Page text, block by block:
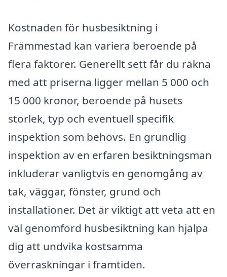
Kostnaden för husbesiktning i
Främmestad kan variera beroende på
flera faktorer. Generellt sett får du räkna
med att priserna ligger mellan 5 000 och
15 000 kronor, beroende på husets
storlek, typ och eventuell specifik
inspektion som behövs. En grundlig
inspektion av en erfaren besiktningsman
inkluderar vanligtvis en genomgång av
tak, väggar, fönster, grund och
installationer. Det är viktigt att veta att en
väl genomförd husbesiktning kan hjälpa
dig att undvika kostsamma
överraskningar i framtiden.